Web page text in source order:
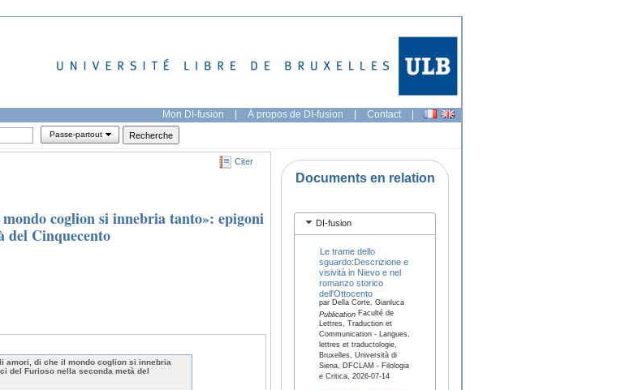
Mon DI-fusion | À propos de DI-fusion | Contact |
Passe-partout
Citer
coglion si innebria tanto»: epigoni
del Cinquecento
amori, di che il mondo coglion si innebria
del Furioso nella seconda metà del
Documents en relation
DI-fusion
Le trame dello
sguardo:Descrizione e
visività in Nievo e nel
romanzo storico
dell'Ottocento
par Della Corte, Gianluca
PublicationFaculté de
Lettres, Traduction et
Communication - Langues,
lettres et traductologie,
Bruxelles, Università di
Siena, DFCLAM - Filologia
e Critica, 2026-07-14